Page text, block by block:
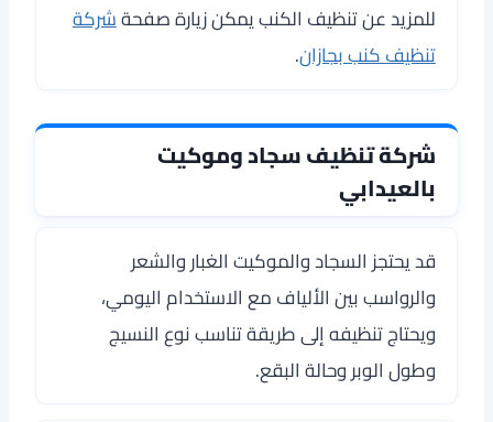
للمزيد عن تنظيف الكنب يمكن زيارة صفحةشركة
تنظيف كنب بجازان.
شركة تنظيف سجاد وموكيت
بالعيدابي
قد يحتجز السجاد والموكيت الغبار والشعر
والرواسب بين الألياف مع الاستخدام اليومي،
ويحتاج تنظيفه إلى طريقة تناسب نوع النسيج
وطول الوبر وحالة البقع.